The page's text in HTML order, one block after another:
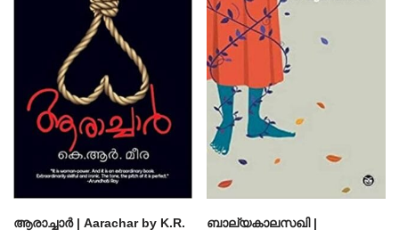
ആരാച്ചാര്‍ | Aarachar by K.R.
ബാല്യകാലസഖി |